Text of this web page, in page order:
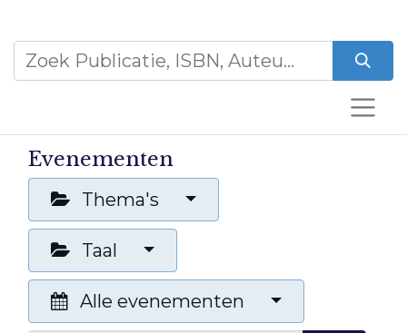
Evenementen
Thema's
Taal
Alle evenementen